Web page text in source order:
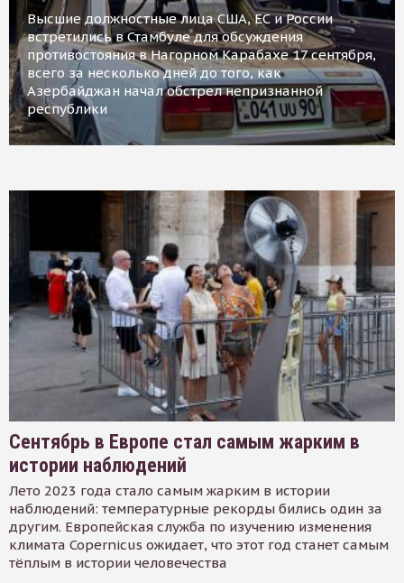
Высшие должностные лица США, ЕС и России
встретились в Стамбуле для обсуждения
противостояния в Нагорном Карабахе 17 сентября,
всего за несколько дней до того, как
Азербайджан начал обстрел непризнанной
республики
Сентябрь в Европе стал самым жарким в
истории наблюдений
Лето 2023 года стало самым жарким в истории
наблюдений: температурные рекорды бились один за
другим. Европейская служба по изучению изменения
климата Copernicus ожидает, что этот год станет самым
тёплым в истории человечества